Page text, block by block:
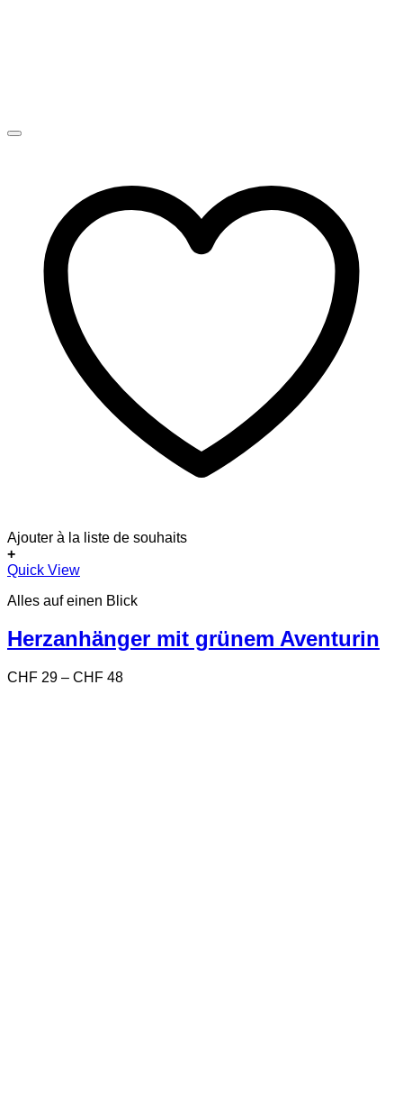
Ajouter à la liste de souhaits
+
Dieses
weist
Varianten
auf.
Optionen
Quick View
Alles auf einen Blick
Herzanhänger mit grünem Aventurin
CHF 29 – CHF 48Preisspanne: